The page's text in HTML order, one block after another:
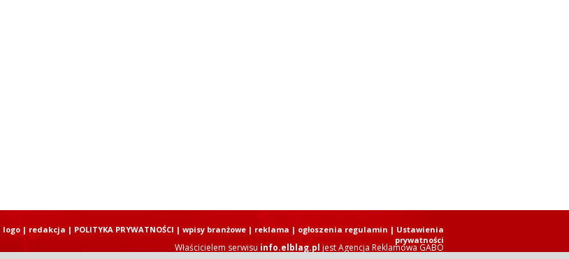
Właścicielem serwisu info.elblag.pl jestAgencja Reklamowa GABO
logo| redakcja | POLITYKA PRYWATNOŚCI | wpisy branżowe| reklama | ogłoszenia regulamin | Ustawienia
prywatności